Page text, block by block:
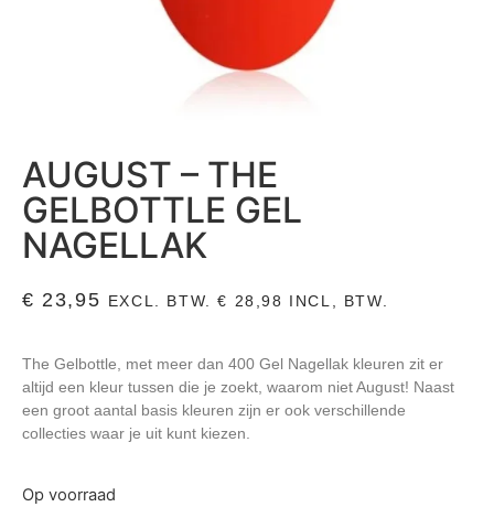
AUGUST – THE
GELBOTTLE GEL
NAGELLAK
€ 23,95 EXCL. BTW.€ 28,98 INCL, BTW.
The Gelbottle, met meer dan 400 Gel Nagellak kleuren zit er
altijd een kleur tussen die je zoekt, waarom niet August! Naast
een groot aantal basis kleuren zijn er ook verschillende
collecties waar je uit kunt kiezen.
Op voorraad